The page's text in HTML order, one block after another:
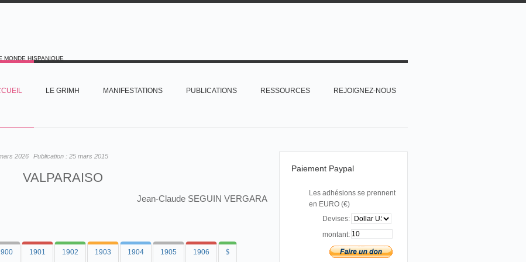
MONDE HISPANIQUE
LE GRIMH MANIFESTATIONS PUBLICATIONS RESSOURCES REJOIGNEZ-NOUS
2026 Publication : 25 mars 2015
VALPARAISO
Jean-Claude SEGUIN VERGARA
1901 1902 1903 1904 1905 1906 $
Paiement Paypal
Les adhésions se prennent
en EURO (€)
Devises:
montant: